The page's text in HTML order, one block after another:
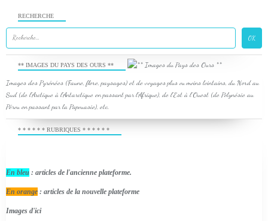
RECHERCHE
** IMAGES DU PAYS DES OURS **
Images des Pyrénées (Faune, flore, paysages) et de voyages plus ou moins lointains, du Nord au
Sud (de l'Arctique à l'Antarctique en passant par l'Afrique), de l'Est à l'Ouest (de Polynésie au
Pérou en passant par la Papouasie), etc.
* * * * * * RUBRIQUES * * * * * *
En bleu : articles de l'ancienne plateforme.
En orange : articles de la nouvelle plateforme
Images d'ici